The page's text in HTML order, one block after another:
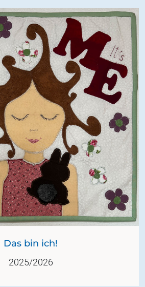
Das bin ich!
2025/2026